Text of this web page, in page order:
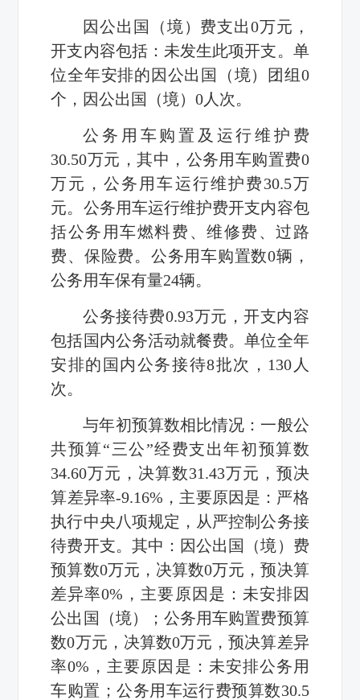
因公出国（境）费支出0万元，
开支内容包括：未发生此项开支。单
位全年安排的因公出国（境）团组0
个，因公出国（境）0人次。
公务用车购置及运行维护费
30.50万元，其中，公务用车购置费0
万元，公务用车运行维护费30.5万
元。公务用车运行维护费开支内容包
括公务用车燃料费、维修费、过路
费、保险费。公务用车购置数0辆，
公务用车保有量24辆。
公务接待费0.93万元，开支内容
包括国内公务活动就餐费。单位全年
安排的国内公务接待8批次，130人
次。
与年初预算数相比情况：一般公
共预算“三公”经费支出年初预算数
34.60万元，决算数31.43万元，预决
算差异率-9.16%，主要原因是：严格
执行中央八项规定，从严控制公务接
待费开支。其中：因公出国（境）费
预算数0万元，决算数0万元，预决算
差异率0%，主要原因是：未安排因
公出国（境）；公务用车购置费预算
数0万元，决算数0万元，预决算差异
率0%，主要原因是：未安排公务用
车购置；公务用车运行费预算数30.5